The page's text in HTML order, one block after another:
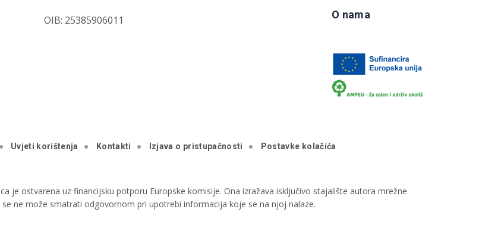
OIB: 25385906011
O nama
Uvjeti korištenja Kontakti Izjava o pristupačnosti Postavke kolačića
je ostvarena uz financijsku potporu Europske komisije. Ona izražava isključivo stajalište autora mrežne
se ne može smatrati odgovornom pri upotrebi informacija koje se na njoj nalaze.